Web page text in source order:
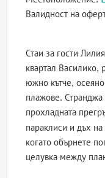
Валидност на
Стаи за гости
квартал Василико,
южно кътче,
плажове.
прохладната
параклиси и дъх
когато обърнете
целувка между